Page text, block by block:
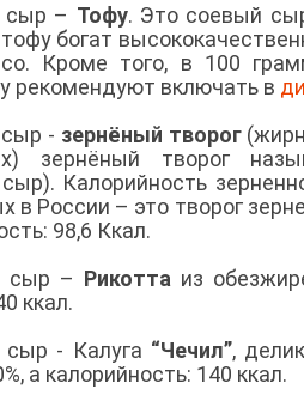
сыр – Тофу. Это соевый
богат
Кроме того, в 100
рекомендуют включать в
- зернёный творог
зернёный творог
Калорийность
в России – это творог
98,6 Ккал.
сыр – Рикотта из
ккал.
- Калуга “Чечил”,
а калорийность: 140 ккал.